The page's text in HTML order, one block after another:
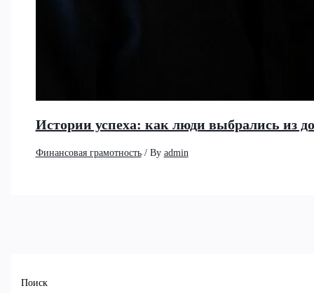
Поиск
Истории успеха: как люди выбрались из
Финансовая грамотность/ By admin